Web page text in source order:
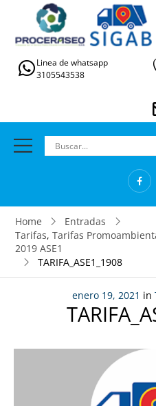
Linea de whatsapp
3105543538
Home
Entradas
Tarifas, Tarifas
2019 ASE1
TARIFA_ASE1_1908
enero 19, 2021 in